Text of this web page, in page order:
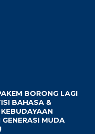
BORONG LAGI
BAHASA &
MUDA